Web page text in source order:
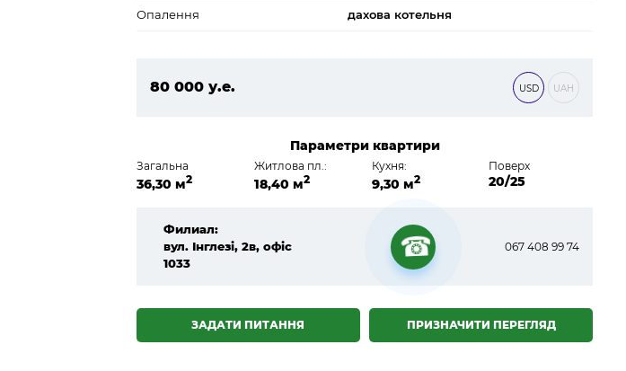
Опалення дахова котельня
80 000 у.е.
USD UAH
Параметри квартири
Загальна
36,30 м2
Житлова пл.:
18,40 м2
Кухня:
9,30 м2
Поверх
20/25
Филиал:
вул. Інглезі, 2в, офіс
1033
☎
067 408 99 74
ПРИЗНАЧИТИ ПЕРЕГЛЯД
ЗАДАТИ ПИТАННЯ